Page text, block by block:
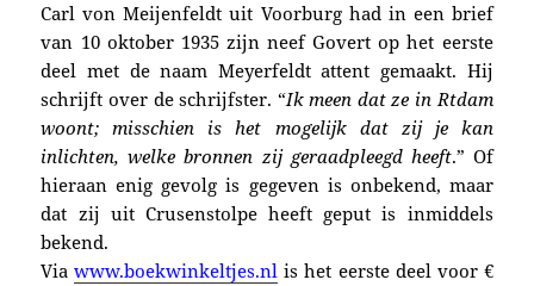
Carl von Meijenfeldt uit Voorburg had in een brief
van 10 oktober 1935 zijn neef Govert op het eerste
deel met de naam Meyerfeldt attent gemaakt. Hij
schrijft over de schrijfster. “Ik meen dat ze in Rtdam
woont; misschien is het mogelijk dat zij je kan
inlichten, welke bronnen zij geraadpleegd heeft.” Of
hieraan enig gevolg is gegeven is onbekend, maar
dat zij uit Crusenstolpe heeft geput is inmiddels
bekend.
Viawww.boekwinkeltjes.nl is het eerste deel voor €